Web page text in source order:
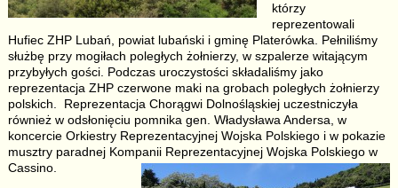
którzy
reprezentowali
Hufiec ZHP Lubań, powiat lubański i gminę Platerówka. Pełniliśmy
służbę przy mogiłach poległych żołnierzy, w szpalerze witającym
przybyłych gości. Podczas uroczystości składaliśmy jako
reprezentacja ZHP czerwone maki na grobach poległych żołnierzy
polskich. Reprezentacja Chorągwi Dolnośląskiej uczestniczyła
również w odsłonięciu pomnika gen. Władysława Andersa, w
koncercie Orkiestry Reprezentacyjnej Wojska Polskiego i w pokazie
musztry paradnej Kompanii Reprezentacyjnej Wojska Polskiego w
Cassino.